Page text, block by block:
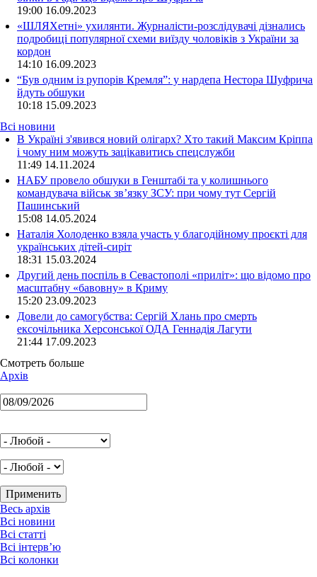
19:00 16.09.2023
«ШЛЯХетні» ухилянти. Журналісти-розслідувачі дізнались
подробиці популярної схеми виїзду чоловіків з України за
кордон
14:10 16.09.2023
“Був одним із рупорів Кремля”: у нардепа Нестора Шуфрича
йдуть обшуки
10:18 15.09.2023
Всі новини
В Україні з'явився новий олігарх? Хто такий Максим Кріппа
і чому ним можуть зацікавитись спецслужби
11:49 14.11.2024
НАБУ провело обшуки в Генштабі та у колишнього
командувача військ зв’язку ЗСУ: при чому тут Сергій
Пашинський
15:08 14.05.2024
Наталія Холоденко взяла участь у благодійному проєкті для
українських дітей-сиріт
18:31 15.03.2024
Другий день поспіль в Севастополі «приліт»: що відомо про
масштабну «бавовну» в Криму
15:20 23.09.2023
Довели до самогубства: Сергій Хлань про смерть
ексочільника Херсонської ОДА Геннадія Лагути
21:44 17.09.2023
Смотреть больше
Архів
Весь архів
Всі новини
Всі статті
Всі інтерв’ю
Всі колонки